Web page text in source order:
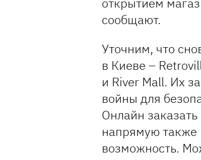
сообщают.
Уточним, что
в Киеве –
и River Mall. Их
войны для
Онлайн
напрямую также
возможность.